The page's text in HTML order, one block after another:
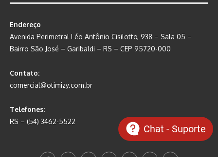
Endereço
Avenida Perimetral Léo Antônio Cisilotto, 938 – Sala 05 –
Bairro São José – Garibaldi – RS – CEP 95720-000
Contato:
comercial@otimizy.com.br
Telefones:
RS – (54) 3462-5522
Chat - Suporte